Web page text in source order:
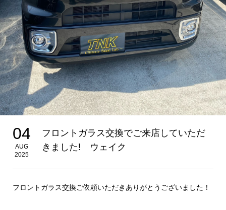
04
AUG
2025
フロントガラス交換でご来店していただ
きました! ウェイク
フロントガラス交換ご依頼いただきありがとうございました！